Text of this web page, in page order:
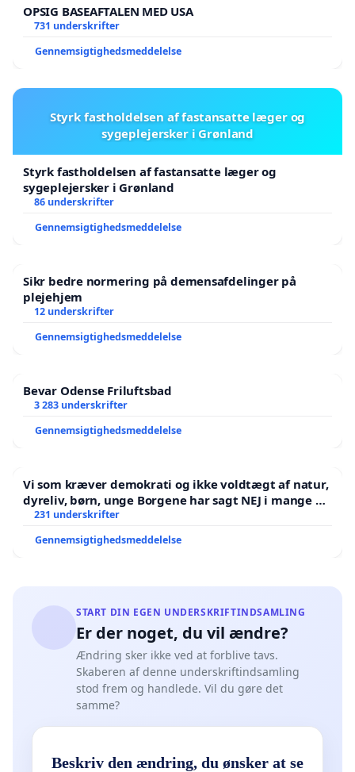
OPSIG BASEAFTALEN MED USA
731 underskrifter
Gennemsigtighedsmeddelelse
Styrk fastholdelsen af fastansatte læger og
sygeplejersker i Grønland
Styrk fastholdelsen af fastansatte læger og
sygeplejersker i Grønland
86 underskrifter
Gennemsigtighedsmeddelelse
Sikr bedre normering på demensafdelinger på
plejehjem
12 underskrifter
Gennemsigtighedsmeddelelse
Bevar Odense Friluftsbad
3 283 underskrifter
Gennemsigtighedsmeddelelse
Vi som kræver demokrati og ikke voldtægt af natur,
dyreliv, børn, unge Borgene har sagt NEJ i mange år.
Der er
231 underskrifter
Gennemsigtighedsmeddelelse
START DIN EGEN UNDERSKRIFTINDSAMLING
Er der noget, du vil ændre?
Ændring sker ikke ved at forblive tavs.
Skaberen af denne underskriftindsamling
stod frem og handlede. Vil du gøre det
samme?
Beskriv den ændring, du ønsker at se